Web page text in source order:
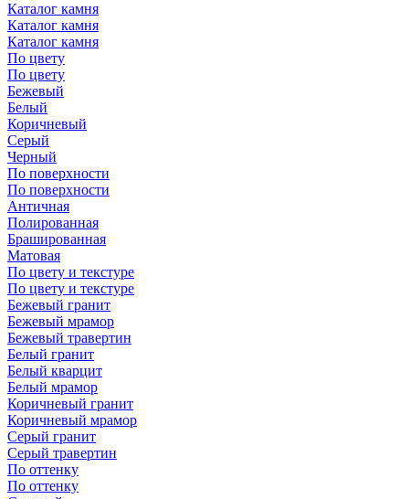
Каталог камня
Каталог камня
Каталог камня
По цвету
По цвету
Бежевый
Белый
Коричневый
Серый
Черный
По поверхности
По поверхности
Античная
Полированная
Брашированная
Матовая
По цвету и текстуре
По цвету и текстуре
Бежевый гранит
Бежевый мрамор
Бежевый травертин
Белый гранит
Белый кварцит
Белый мрамор
Коричневый гранит
Коричневый мрамор
Серый гранит
Серый травертин
По оттенку
По оттенку